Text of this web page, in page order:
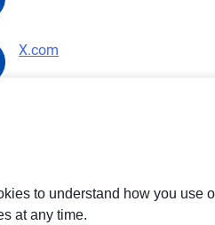
X.com
to understand how you use
at any time.